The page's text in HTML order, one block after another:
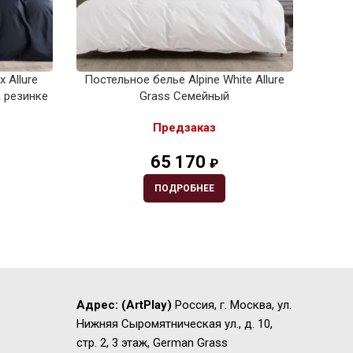
Allure
Постельное белье Alpine White Allure
Grass Семейный
Предзаказ
65 170 ₽
ПОДРОБНЕЕ
Адрес: (ArtPlay) Россия, г. Москва, ул.
Нижняя Сыромятническая ул., д. 10,
стр. 2, 3 этаж, German Grass